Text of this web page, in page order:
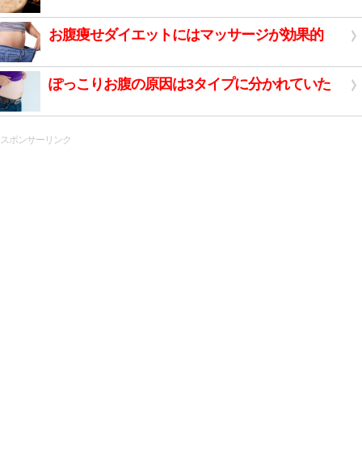
お腹痩せダイエットにはマッサージが効果的
ぽっこりお腹の原因は3タイプに分かれていた
スポンサーリンク